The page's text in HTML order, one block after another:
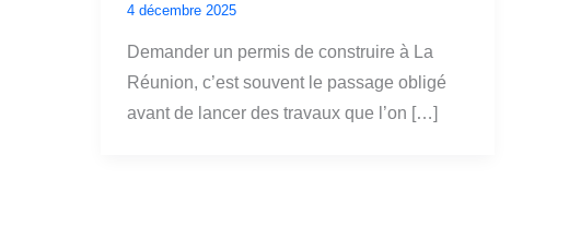
4 décembre 2025
Demander un permis de construire à La
Réunion, c’est souvent le passage obligé
avant de lancer des travaux que l’on […]